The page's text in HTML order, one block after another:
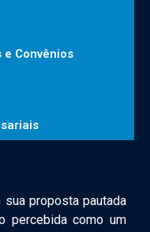
Convênios
proposta pautada
percebida como um